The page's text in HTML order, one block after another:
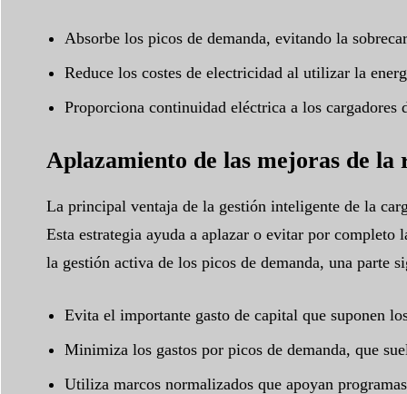
Absorbe los picos de demanda, evitando la
Reduce los costes de electricidad al utilizar la
Proporciona continuidad eléctrica a los cargadores
Aplazamiento de las mejoras de la
La principal ventaja de la gestión inteligente de la
Esta estrategia ayuda a aplazar o evitar por completo
la gestión activa de los picos de demanda, una parte
Evita el importante gasto de capital que suponen
Minimiza los gastos por picos de demanda, que
Utiliza marcos normalizados que apoyan